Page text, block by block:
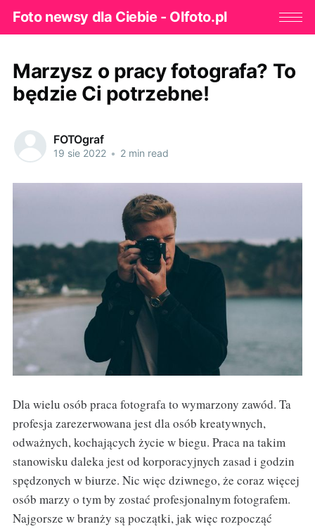
Foto newsy dla Ciebie - Olfoto.pl
Marzysz o pracy fotografa? To
będzie Ci potrzebne!
FOTOgraf
19 sie 2022 • 2 min read
Dla wielu osób praca fotografa to wymarzony zawód. Ta
profesja zarezerwowana jest dla osób kreatywnych,
odważnych, kochających życie w biegu. Praca na takim
stanowisku daleka jest od korporacyjnych zasad i godzin
spędzonych w biurze. Nic więc dziwnego, że coraz więcej
osób marzy o tym by zostać profesjonalnym fotografem.
Najgorsze w branży są początki, jak więc rozpocząć